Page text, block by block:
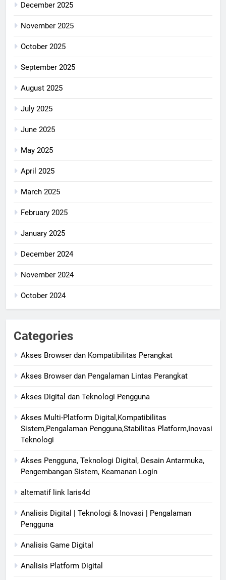
December 2025
November 2025
October 2025
September 2025
August 2025
July 2025
June 2025
May 2025
April 2025
March 2025
February 2025
January 2025
December 2024
November 2024
October 2024
Categories
Akses Browser dan Kompatibilitas Perangkat
Akses Browser dan Pengalaman Lintas Perangkat
Akses Digital dan Teknologi Pengguna
Akses Multi-Platform Digital,Kompatibilitas
Sistem,Pengalaman Pengguna,Stabilitas Platform,Inovasi
Teknologi
Akses Pengguna, Teknologi Digital, Desain Antarmuka,
Pengembangan Sistem, Keamanan Login
alternatif link laris4d
Analisis Digital | Teknologi & Inovasi | Pengalaman
Pengguna
Analisis Game Digital
Analisis Platform Digital